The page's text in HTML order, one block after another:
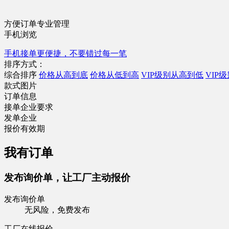
方便订单专业管理
手机浏览
手机接单更便捷，不要错过每一笔
排序方式：
综合排序 价格从高到底 价格从低到高 VIP级别从高到低 VIP级
款式图片
订单信息
接单企业要求
发单企业
报价有效期
我有订单
发布询价单，让工厂主动报价
发布询价单
无风险，免费发布